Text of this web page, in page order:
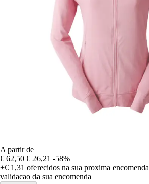
A partir de
€ 62,50 € 26,21 -58%
+€ 1,31 oferecidos na sua proxima encomenda
validacao da sua encomenda